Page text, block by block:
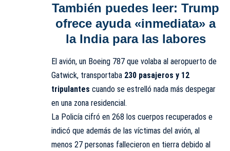
También puedes leer: Trump
ofrece ayuda «inmediata» a
la India para las labores
El avión, un Boeing 787 que volaba al aeropuerto de
Gatwick, transportaba 230 pasajeros y 12
tripulantes cuando se estrelló nada más despegar
en una zona residencial.
La Policía cifró en 268 los cuerpos recuperados e
indicó que además de las víctimas del avión, al
menos 27 personas fallecieron en tierra debido al